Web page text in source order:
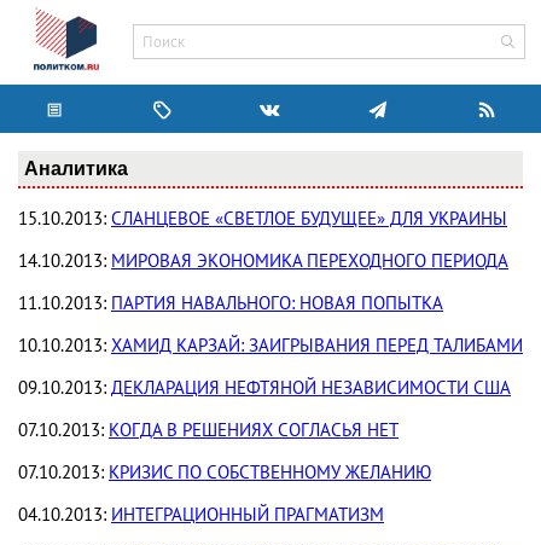
Аналитика
15.10.2013: СЛАНЦЕВОЕ «СВЕТЛОЕ БУДУЩЕЕ» ДЛЯ УКРАИНЫ
14.10.2013: МИРОВАЯ ЭКОНОМИКА ПЕРЕХОДНОГО ПЕРИОДА
11.10.2013: ПАРТИЯ НАВАЛЬНОГО: НОВАЯ ПОПЫТКА
10.10.2013: ХАМИД КАРЗАЙ: ЗАИГРЫВАНИЯ ПЕРЕД ТАЛИБАМИ
09.10.2013: ДЕКЛАРАЦИЯ НЕФТЯНОЙ НЕЗАВИСИМОСТИ США
07.10.2013: КОГДА В РЕШЕНИЯХ СОГЛАСЬЯ НЕТ
07.10.2013: КРИЗИС ПО СОБСТВЕННОМУ ЖЕЛАНИЮ
04.10.2013: ИНТЕГРАЦИОННЫЙ ПРАГМАТИЗМ